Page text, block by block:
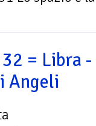
= Libra
Angeli